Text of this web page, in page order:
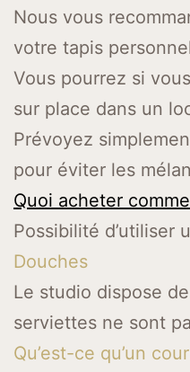
Nous vous
votre tapis
Vous pourrez si
sur place dans un
Prévoyez
pour éviter les
Quoi acheter
Possibilité d’utiliser
Douches
Le studio dispose
serviettes ne sont
Qu’est-ce qu’un